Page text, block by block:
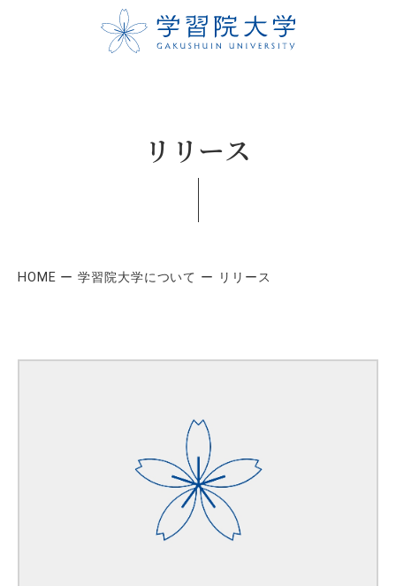
リリース
HOME 学習院大学について リリース